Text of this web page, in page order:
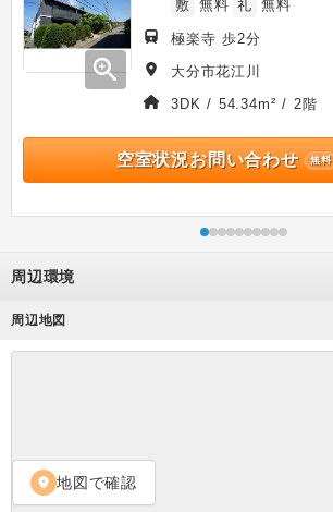
zoom_in
敷 無料 礼 無料
極楽寺 歩2分
大分市花江川
3DK / 54.34m² / 2階
空室状況お問い合わせ 無料
周辺環境
周辺地図
location_on 地図で確認